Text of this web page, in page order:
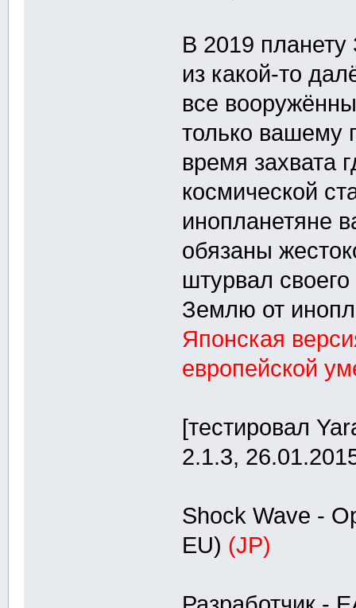
В 2019
из какой-то
все
только вашему
время захвата
космической
инопланетяне
обязаны
штурвал
Землю от
Японская
европейской
[тестировал
2.1.3,
Shock Wave -
EU) (JP)